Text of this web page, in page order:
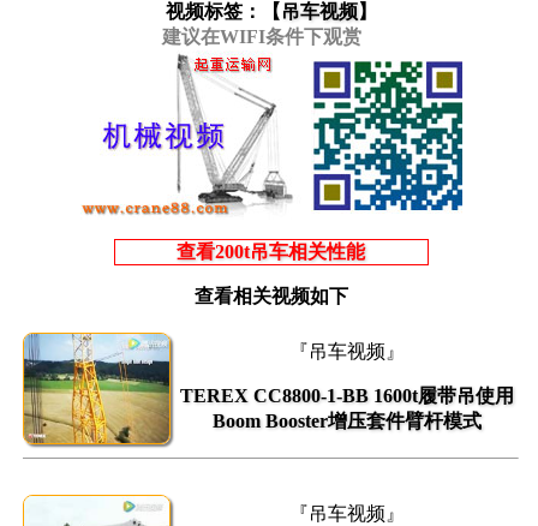
视频标签：【 吊车视频】
建议在WIFI条件下观赏
查看200t吊车相关性能
查看相关视频如下
『吊车视频』
TEREX CC8800-1-BB 1600t履带吊使用
Boom Booster增压套件臂杆模式
『吊车视频』